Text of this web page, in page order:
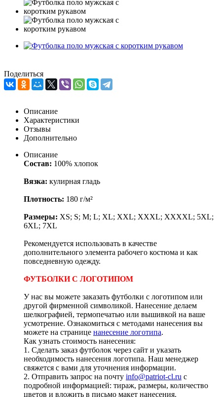
Поделиться
Описание
Характеристики
Отзывы
Дополнительно
Описание
Состав: 100% хлопок
Вязка: кулирная гладь
Плотность: 180 г/м²
Размеры: XS; S; M; L; XL; XXL; XXXL; XXXXL; 5XL;
6XL; 7XL
Рекомендуется использовать в качестве
дополнительного элемента рабочего костюма и как
повседневную одежду.
ФУТБОЛКИ С ЛОГОТИПОМ
У нас вы можете заказать футболки с логотипом или
другой фирменной символикой. Нанесение делаем
шелкографией, термопечатью или вышивкой на ваше
усмотрение. Ознакомиться с методами нанесения вы
можете на странице нанесение логотипа.
Как узнать стоимость нанесения:
1. Сделать заказ футболок через сайт и указать
необходимость нанесения логотипа. Наш менеджер
свяжется с вами для уточнения информации.
2. Отправить запрос на почту info@patriot-cl.ru с
подробной информацией: тираж, размеры, количество
цветов и вложить в письмо макет нанесения.